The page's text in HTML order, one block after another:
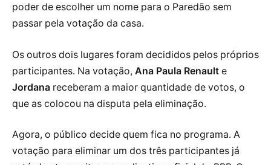
poder de escolher um nome para o Paredão sem
passar pela votação da casa.
Os outros dois lugares foram decididos pelos próprios
participantes. Na votação, Ana Paula Renault e
Jordana receberam a maior quantidade de votos, o
que as colocou na disputa pela eliminação.
Agora, o público decide quem fica no programa. A
votação para eliminar um dos três participantes já